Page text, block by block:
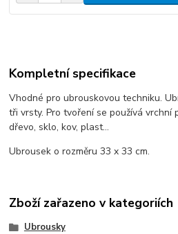
Kompletní specifikace
Vhodné pro ubrouskovou techniku.
tři vrsty. Pro tvoření se používá vrchní
dřevo, sklo, kov, plast...
Ubrousek o rozměru 33 x 33 cm.
Zboží zařazeno v kategoriích
Ubrousky